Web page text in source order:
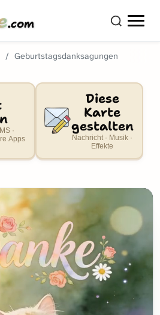
.com
Geburtstagsdanksagungen
·
Apps
Diese
Karte
gestalten
Nachricht · Musik ·
Effekte